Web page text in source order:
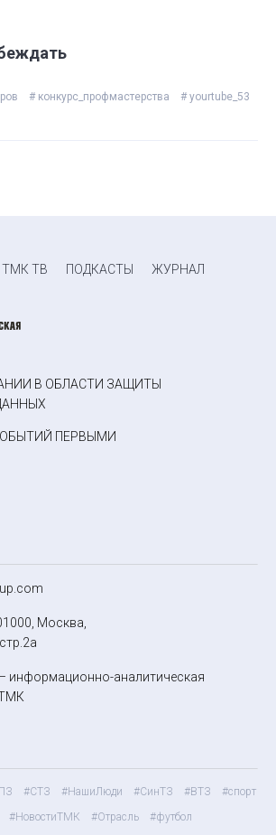
# конкурс_профмастерства # yourtube_53
ТМК ТВ ПОДКАСТЫ ЖУРНАЛ
В ОБЛАСТИ ЗАЩИТЫ
ПЕРВЫМИ
Москва,
– информационно-аналитическая
#СТЗ #НашиЛюди #СинТЗ #ВТЗ
#спорт
#НовостиТМК #Отрасль #футбол